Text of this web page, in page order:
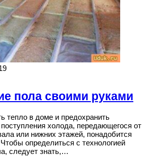
пола своими руками
тепло в доме и предохранить
холода, передающегося от
или нижних этажей, понадобится
определиться с технологией
следует знать,…